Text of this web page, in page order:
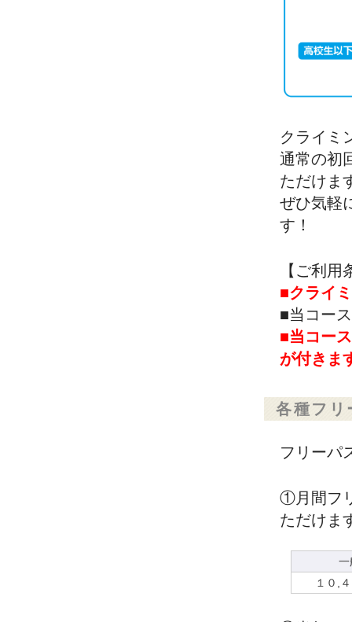
クライミ
通常の初
ただけま
ぜひ気軽
す！
【ご利用
■クライ
■当コー
■当コー
が付きま
各種フリ
フリーパ
①月間フ
ただけま
一
１０,